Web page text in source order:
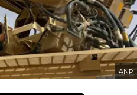
ANP